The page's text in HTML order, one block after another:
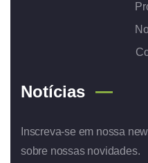
Notícias
Inscreva-se em nossa
sobre nossas novidades.